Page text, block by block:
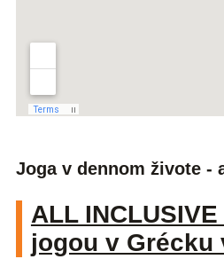
Joga v dennom živote -
ALL
jogou v Grécku